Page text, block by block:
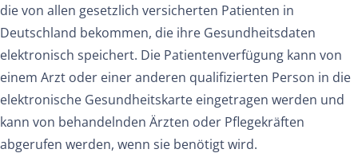
die von allen gesetzlich versicherten Patienten in
Deutschland bekommen, die ihre Gesundheitsdaten
elektronisch speichert. Die Patientenverfügung kann von
einem Arzt oder einer anderen qualifizierten Person in die
elektronische Gesundheitskarte eingetragen werden und
kann von behandelnden Ärzten oder Pflegekräften
abgerufen werden, wenn sie benötigt wird.